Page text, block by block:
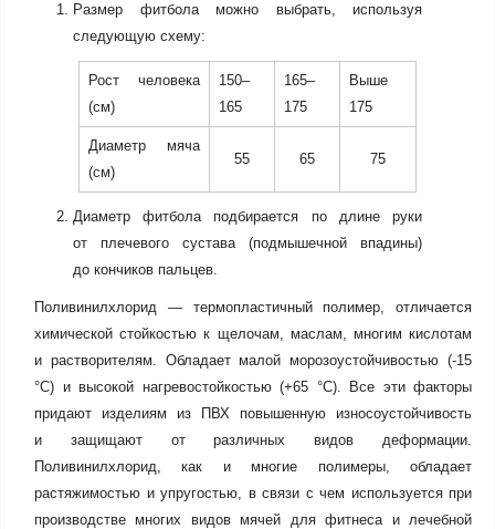
Размер фитбола можно выбрать, используя
следующую схему:
Рост человека
(см)
150–
165
165–
175
Выше
175
Диаметр мяча
(см)
55 65 75
Диаметр фитбола подбирается по длине руки
от плечевого сустава (подмышечной впадины)
до кончиков пальцев.
Поливинилхлорид — термопластичный полимер, отличается
химической стойкостью к щелочам, маслам, многим кислотам
и растворителям. Обладает малой морозоустойчивостью (-15
°С) и высокой нагревостойкостью (+65 °С). Все эти факторы
придают изделиям из ПВХ повышенную износоустойчивость
и защищают от различных видов деформации.
Поливинилхлорид, как и многие полимеры, обладает
растяжимостью и упругостью, в связи с чем используется при
производстве многих видов мячей для фитнеса и лечебной